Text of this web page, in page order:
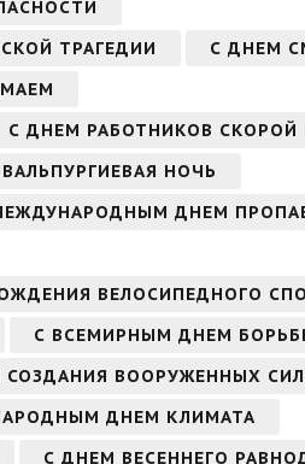
ТРАГЕДИИ
С ДНЕМ
С ДНЕМ РАБОТНИКОВ
ВАЛЬПУРГИЕВАЯ НОЧЬ
ДНЕМ
ВЕЛОСИПЕДНОГО
С ВСЕМИРНЫМ ДНЕМ
СОЗДАНИЯ ВООРУЖЕННЫХ
ДНЕМ КЛИМАТА
С ДНЕМ ВЕСЕННЕГО